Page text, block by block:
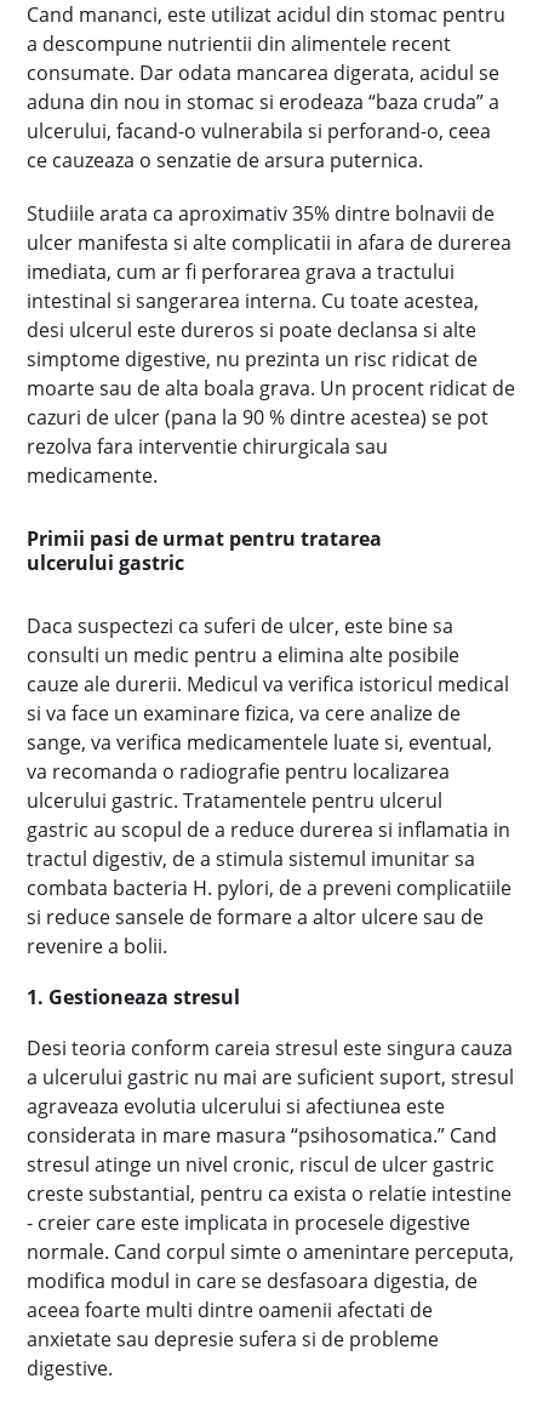
Cand mananci, este utilizat acidul din stomac pentru
a descompune nutrientii din alimentele recent
consumate. Dar odata mancarea digerata, acidul se
aduna din nou in stomac si erodeaza “baza cruda” a
ulcerului, facand-o vulnerabila si perforand-o, ceea
ce cauzeaza o senzatie de arsura puternica.
Studiile arata ca aproximativ 35% dintre bolnavii de
ulcer manifesta si alte complicatii in afara de durerea
imediata, cum ar fi perforarea grava a tractului
intestinal si sangerarea interna. Cu toate acestea,
desi ulcerul este dureros si poate declansa si alte
simptome digestive, nu prezinta un risc ridicat de
moarte sau de alta boala grava. Un procent ridicat de
cazuri de ulcer (pana la 90 % dintre acestea) se pot
rezolva fara interventie chirurgicala sau
medicamente.
Primii pasi de urmat pentru tratarea
ulcerului gastric
Daca suspectezi ca suferi de ulcer, este bine sa
consulti un medic pentru a elimina alte posibile
cauze ale durerii. Medicul va verifica istoricul medical
si va face un examinare fizica, va cere analize de
sange, va verifica medicamentele luate si, eventual,
va recomanda o radiografie pentru localizarea
ulcerului gastric. Tratamentele pentru ulcerul
gastric au scopul de a reduce durerea si inflamatia in
tractul digestiv, de a stimula sistemul imunitar sa
combata bacteria H. pylori, de a preveni complicatiile
si reduce sansele de formare a altor ulcere sau de
revenire a bolii.
1. Gestioneaza stresul
Desi teoria conform careia stresul este singura cauza
a ulcerului gastric nu mai are suficient suport, stresul
agraveaza evolutia ulcerului si afectiunea este
considerata in mare masura “psihosomatica.” Cand
stresul atinge un nivel cronic, riscul de ulcer gastric
creste substantial, pentru ca exista o relatie intestine
- creier care este implicata in procesele digestive
normale. Cand corpul simte o amenintare perceputa,
modifica modul in care se desfasoara digestia, de
aceea foarte multi dintre oamenii afectati de
anxietate sau depresie sufera si de probleme
digestive.